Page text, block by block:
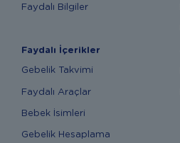
Faydalı Bilgiler
Faydalı İçerikler
Gebelik Takvimi
Faydalı Araçlar
Bebek İsimleri
Gebelik Hesaplama